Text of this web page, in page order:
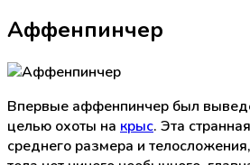
Аффенпинчер
Впервые аффенпинчер был
целью охоты на крыс. Эта
среднего размера и